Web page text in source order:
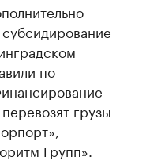
по
грузы
Групп».